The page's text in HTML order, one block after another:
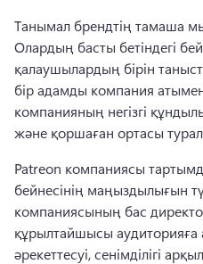
Танымал брендтің тамаша
Олардың басты бетіндегі
қалаушылардың бірін
бір адамды компания
компанияның негізгі
және қоршаған ортасы
Patreon компаниясы
бейнесінің маңыздылығын
компаниясының бас
құрылтайшысы
әрекеттесуі, сенімділігі